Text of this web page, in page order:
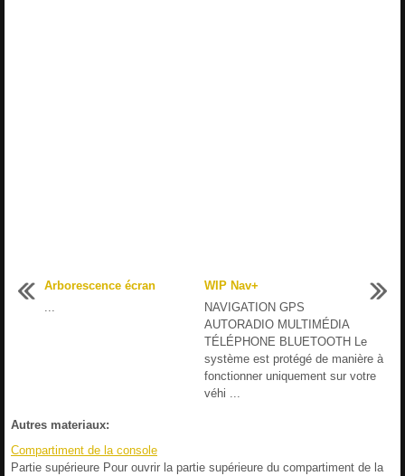
Arborescence écran
WIP Nav+
NAVIGATION GPS
AUTORADIO MULTIMÉDIA
TÉLÉPHONE BLUETOOTH Le
système est protégé de manière à
fonctionner uniquement sur votre
véhi ...
Autres materiaux:
Compartiment de la console
Partie supérieure Pour ouvrir la partie supérieure du compartiment de la